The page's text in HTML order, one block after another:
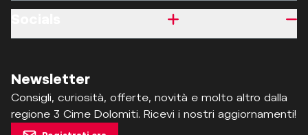
Newsletter
Consigli, curiosità, offerte, novità e molto altro dalla
regione 3 Cime Dolomiti. Ricevi i nostri aggiornamenti!